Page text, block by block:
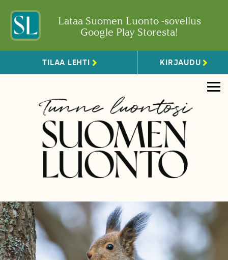
Lataa Suomen Luonto -sovellus
Google Play Storesta!
TILAA LEHTI KIRJAUDU